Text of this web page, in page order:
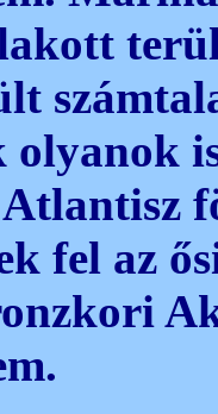
fel az